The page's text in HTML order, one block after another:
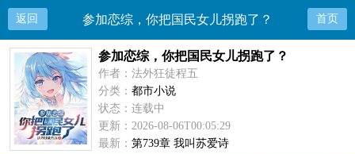
返回 参加恋综，你把国民女儿拐跑了？ 首页
参加恋综，你把国民女儿拐跑了？
作者：法外狂徒程五
分类：都市小说
状态：连载中
更新：2026-08-06T00:05:29
最新：第739章 我叫苏爱诗